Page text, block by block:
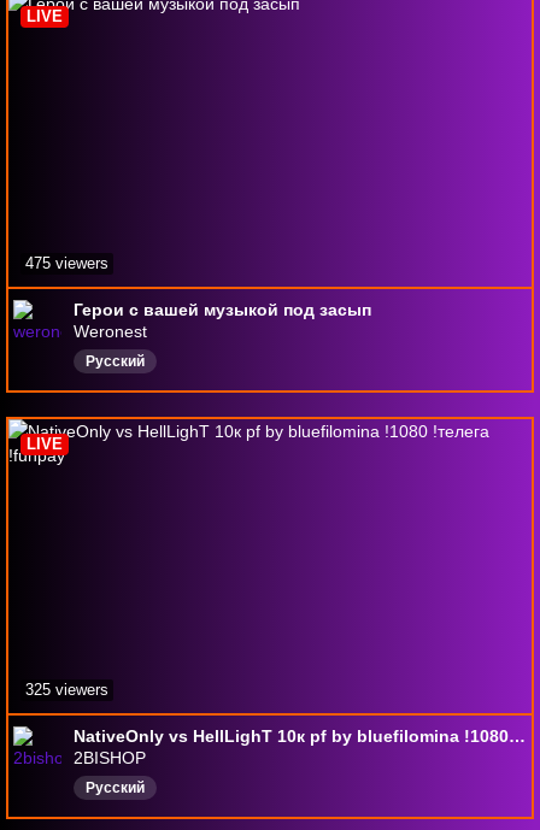
Герои с вашей музыкой под засып
Weronest
Русский
LIVE
475 viewers
NativeOnly vs HellLighT 10к pf by bluefilomina !1080 !телега !funpay
2BISHOP
Русский
LIVE
325 viewers